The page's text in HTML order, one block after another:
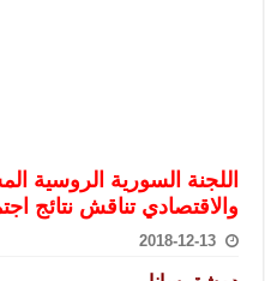
سوريا تبحث مع الإيسيسكو
اللجنة السورية الروسية
والاقتصادي تناقش نتائج
2018-12-13